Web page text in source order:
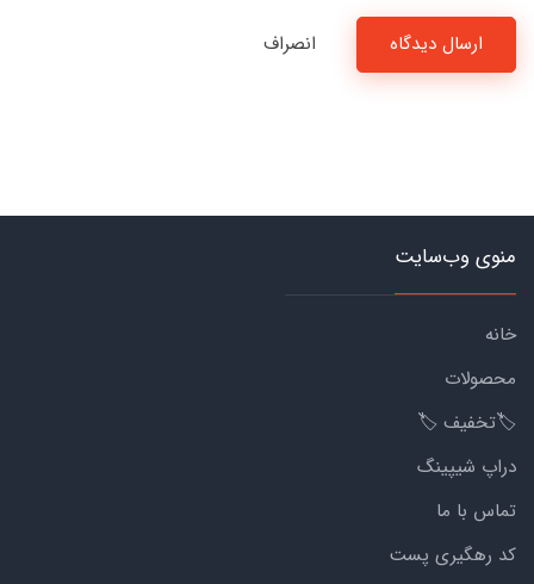
ارسال دیدگاه انصراف
منوی وب‌سایت
خانه
محصولات
🏷️تخفیف 🏷️
دراپ شیپینگ
تماس با ما
کد رهگیری پست